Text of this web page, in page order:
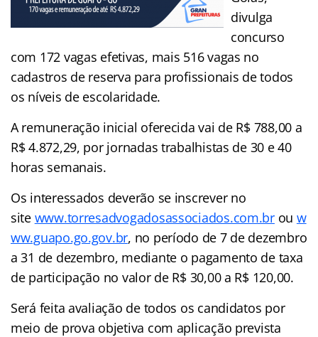
divulga
concurso
com 172 vagas efetivas, mais 516 vagas no
cadastros de reserva para profissionais de todos
os níveis de escolaridade.
A remuneração inicial oferecida vai de R$ 788,00 a
R$ 4.872,29, por jornadas trabalhistas de 30 e 40
horas semanais.
Os interessados deverão se inscrever no
site www.torresadvogadosassociados.com.brou w
ww.guapo.go.gov.br, no período de 7 de dezembro
a 31 de dezembro, mediante o pagamento de taxa
de participação no valor de R$ 30,00 a R$ 120,00.
Será feita avaliação de todos os candidatos por
meio de prova objetiva com aplicação prevista